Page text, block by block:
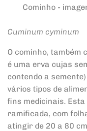
Cominho -
Cuminum cyminum
O cominho, também
é uma erva cujas
contendo a
vários tipos de
fins medicinais.
ramificada, com
atingir de 20 a 80